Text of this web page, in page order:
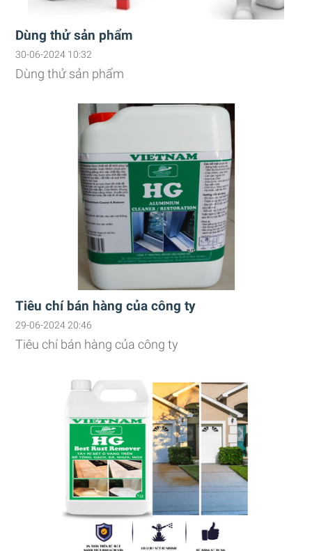
Dùng thử sản phẩm
30-06-2024 10:32
Dùng thử sản phẩm
Tiêu chí bán hàng của công ty
29-06-2024 20:46
Tiêu chí bán hàng của công ty